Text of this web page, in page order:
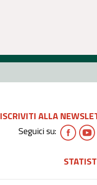
ISCRIVITI ALLA
Seguici su: